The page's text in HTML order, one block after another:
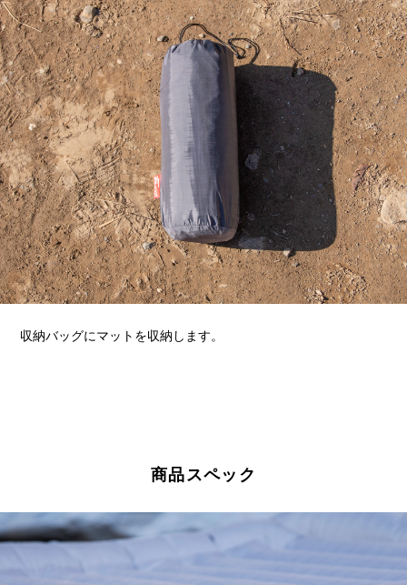
収納バッグにマットを収納します。
商品スペック